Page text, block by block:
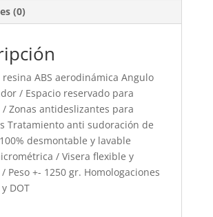
(0)
resina ABS aerodinámica Angulo
/ Espacio reservado para
Zonas antideslizantes para
Tratamiento anti sudoración de
desmontable y lavable
/ Visera flexible y
Peso +- 1250 gr. Homologaciones
DOT